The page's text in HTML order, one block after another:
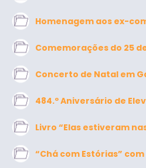
Homenagem aos ex-
Comemorações do 25
Concerto de Natal em
484.º Aniversário de
Livro “Elas estiveram
“Chá com Estórias”